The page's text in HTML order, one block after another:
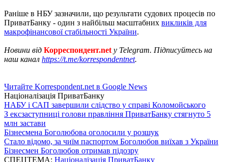
Раніше в НБУ зазначили, що результати судових процесів по
ПриватБанку - один з найбільш масштабних викликів для
макрофінансової стабільності України.
Новини від Корреспондент.net у Telegram. Підписуйтесь на
наш канал https://t.me/korrespondentnet.
Читайте Korrespondent.net в Google News
Націоналізація ПриватБанку
НАБУ і САП завершили слідство у справі Коломойського
З ексзаступниці голови правління ПриватБанку стягнуто 5
млн застави
Бізнесмена Боголюбова оголосили у розшук
Стало відомо, за чиїм паспортом Боголюбов виїхав з України
Бізнесмен Боголюбов отримав підозру
СПЕЦТЕМА: Націоналізація ПриватБанку